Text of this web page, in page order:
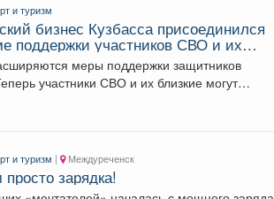
и туризм
бизнес Кузбасса присоединился
поддержки участников СВО и их
меры поддержки защитников
участники СВО и их близкие могут
и туризм | Междуреченск
зарядка!